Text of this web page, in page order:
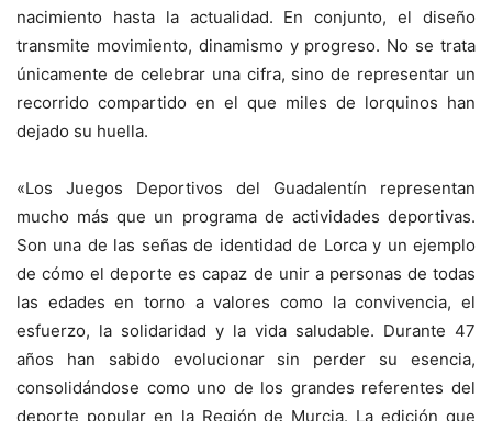
nacimiento hasta la actualidad. En conjunto, el diseño
transmite movimiento, dinamismo y progreso. No se trata
únicamente de celebrar una cifra, sino de representar un
recorrido compartido en el que miles de lorquinos han
dejado su huella.
«Los Juegos Deportivos del Guadalentín representan
mucho más que un programa de actividades deportivas.
Son una de las señas de identidad de Lorca y un ejemplo
de cómo el deporte es capaz de unir a personas de todas
las edades en torno a valores como la convivencia, el
esfuerzo, la solidaridad y la vida saludable. Durante 47
años han sabido evolucionar sin perder su esencia,
consolidándose como uno de los grandes referentes del
deporte popular en la Región de Murcia. La edición que